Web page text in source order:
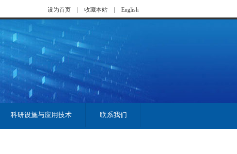
设为首页 收藏本站 English
科研设施与应用技术 联系我们